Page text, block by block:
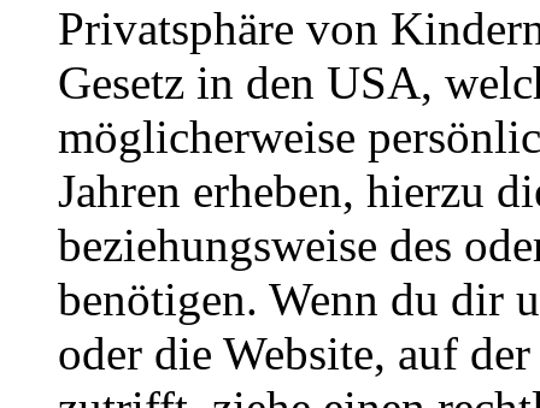
Privatsphäre von
Gesetz in den USA,
möglicherweise
Jahren erheben, hierzu
beziehungsweise des
benötigen. Wenn du dir
oder die Website, auf